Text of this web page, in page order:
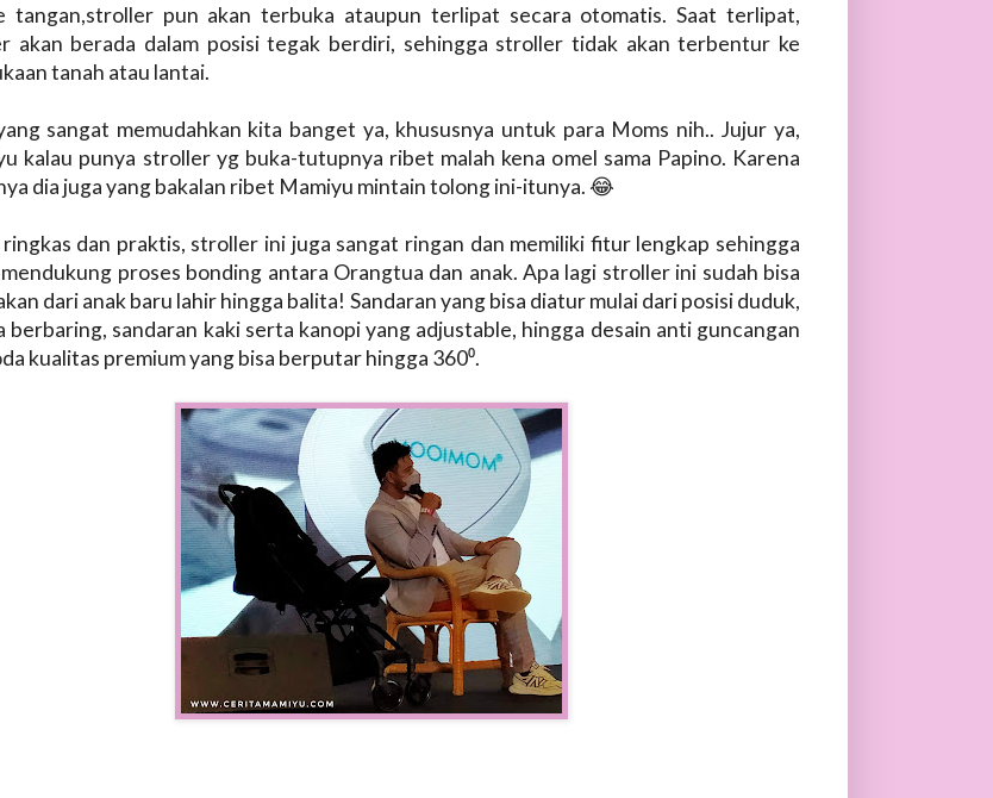
tangan,stroller pun akan terbuka ataupun terlipat secara otomatis. Saat terlipat,
akan berada dalam posisi tegak berdiri, sehingga stroller tidak akan terbentur ke
tanah atau lantai.
sangat memudahkan kita banget ya, khususnya untuk para Moms nih.. Jujur ya,
kalau punya stroller yg buka-tutupnya ribet malah kena omel sama Papino. Karena
dia juga yang bakalan ribet Mamiyu mintain tolong ini-itunya. 😂
ringkas dan praktis, stroller ini juga sangat ringan dan memiliki fitur lengkap sehingga
proses bonding antara Orangtua dan anak. Apa lagi stroller ini sudah bisa
dari anak baru lahir hingga balita! Sandaran yang bisa diatur mulai dari posisi duduk,
berbaring, sandaran kaki serta kanopi yang adjustable, hingga desain anti guncangan
kualitas premium yang bisa berputar hingga 360⁰.